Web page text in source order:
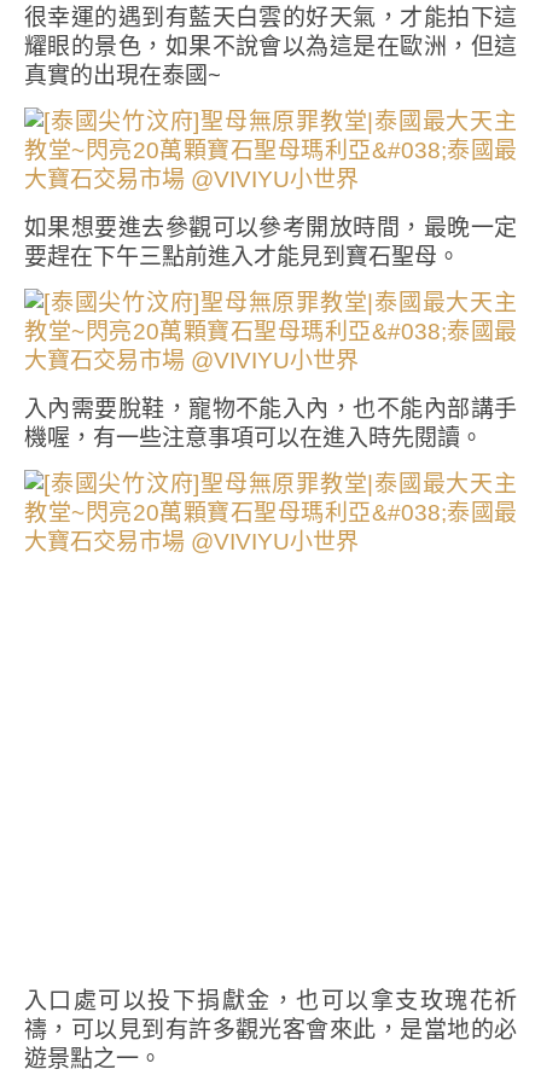
很幸運的遇到有藍天白雲的好天氣，才能拍下這
耀眼的景色，如果不說會以為這是在歐洲，但這
真實的出現在泰國~
如果想要進去參觀可以參考開放時間，最晚一定
要趕在下午三點前進入才能見到寶石聖母。
入內需要脫鞋，寵物不能入內，也不能內部講手
機喔，有一些注意事項可以在進入時先閱讀。
入口處可以投下捐獻金，也可以拿支玫瑰花祈
禱，可以見到有許多觀光客會來此，是當地的必
遊景點之一。